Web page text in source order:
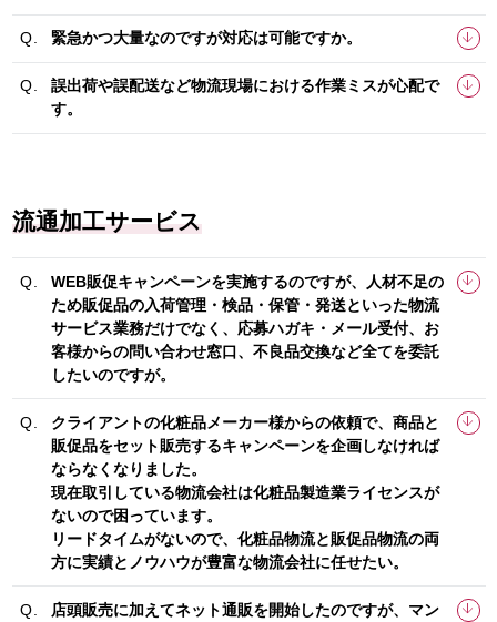
緊急かつ大量なのですが対応は可能ですか。
誤出荷や誤配送など物流現場における作業ミスが心配で
す。
流通加工サービス
WEB販促キャンペーンを実施するのですが、人材不足の
ため販促品の入荷管理・検品・保管・発送といった物流
サービス業務だけでなく、応募ハガキ・メール受付、お
客様からの問い合わせ窓口、不良品交換など全てを委託
したいのですが。
クライアントの化粧品メーカー様からの依頼で、商品と
販促品をセット販売するキャンペーンを企画しなければ
ならなくなりました。
現在取引している物流会社は化粧品製造業ライセンスが
ないので困っています。
リードタイムがないので、化粧品物流と販促品物流の両
方に実績とノウハウが豊富な物流会社に任せたい。
店頭販売に加えてネット通販を開始したのですが、マン